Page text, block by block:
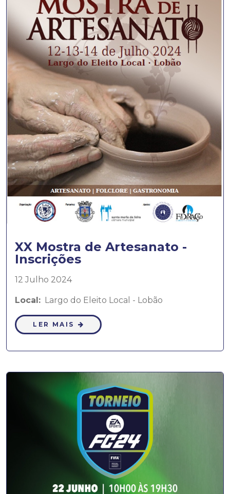
XX Mostra de Artesanato -
Inscrições
12 Julho 2024
Local: Largo do Eleito Local - Lobão
LER MAIS